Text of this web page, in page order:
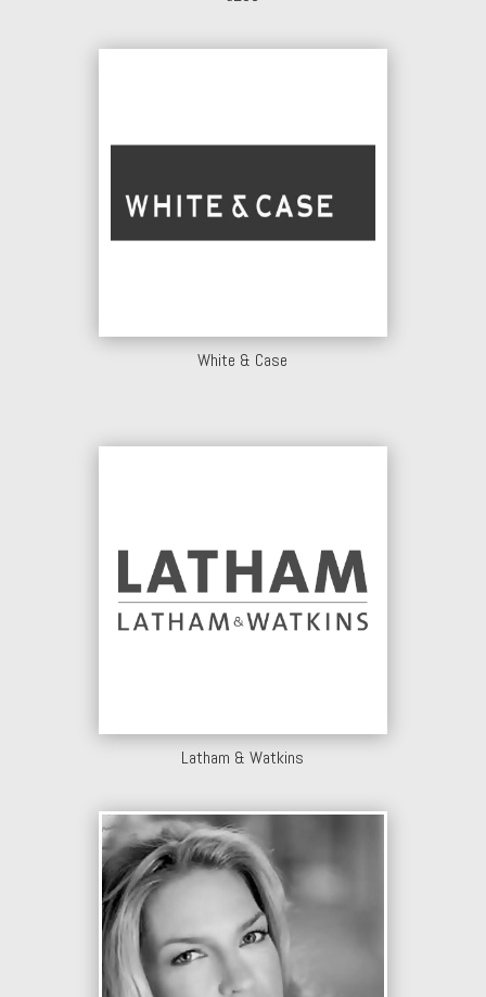
White & Case
Latham & Watkins